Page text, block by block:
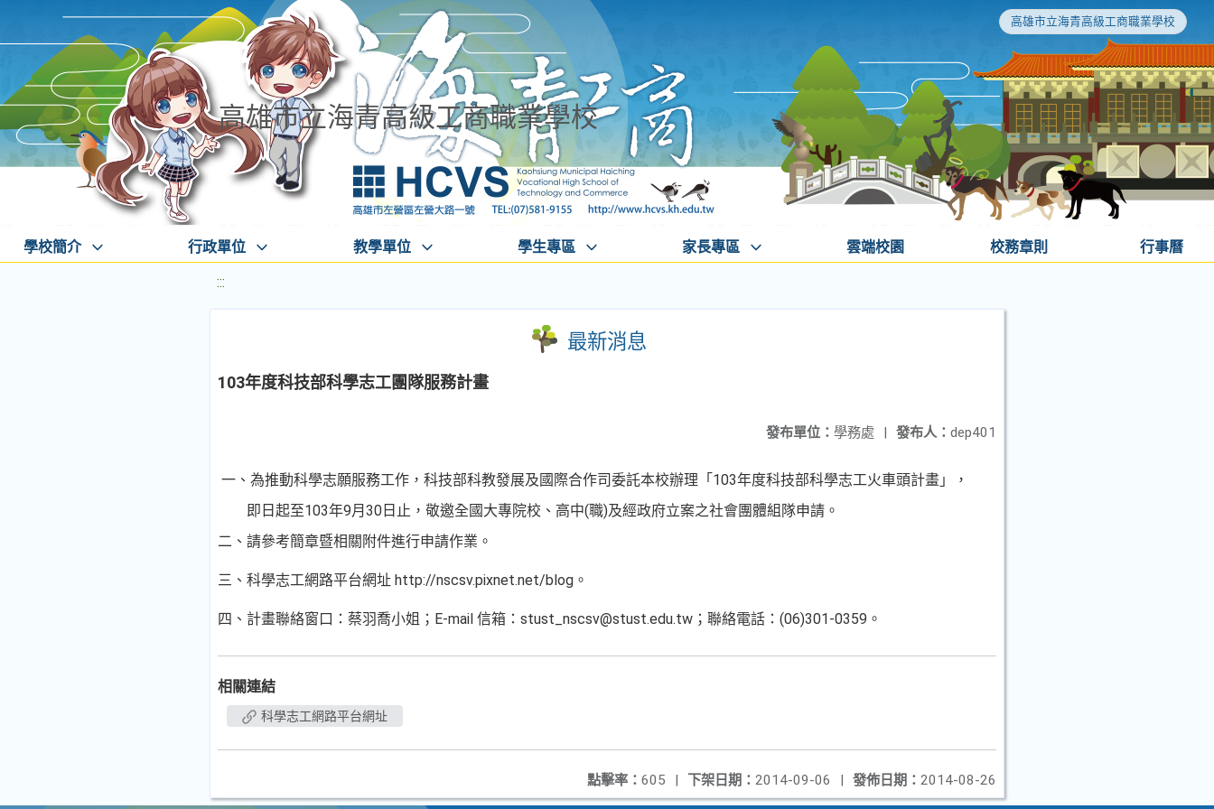
高雄市立海青高級工商職業學校
高雄市立海青高級工商職業學校
學校簡介 行政單位 教學單位 學生專區 家長專區 雲端校園 校務章則 行事曆
:::
最新消息
103年度科技部科學志工團隊服務計畫
發布人： dep401
發布單位： 學務處 |
一、為推動科學志願服務工作，科技部科教發展及國際合作司委託本校辦理「103年度科技部科學志工火車頭計畫」，
即日起至103年9月30日止，敬邀全國大專院校、高中(職)及經政府立案之社會團體組隊申請。
二、請參考簡章暨相關附件進行申請作業。
三、科學志工網路平台網址 http://nscsv.pixnet.net/blog。
四、計畫聯絡窗口：蔡羽喬小姐；E-mail 信箱：stust_nscsv@stust.edu.tw；聯絡電話：(06)301-0359。
相關連結
科學志工網路平台網址
發佈日期： 2014-08-26
下架日期： 2014-09-06 |
點擊率： 605 |